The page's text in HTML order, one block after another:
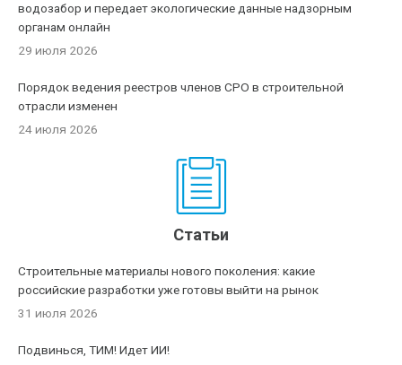
водозабор и передает экологические данные надзорным
органам онлайн
29 июля 2026
Порядок ведения реестров членов СРО в строительной
отрасли изменен
24 июля 2026
Статьи
Строительные материалы нового поколения: какие
российские разработки уже готовы выйти на рынок
31 июля 2026
Подвинься, ТИМ! Идет ИИ!